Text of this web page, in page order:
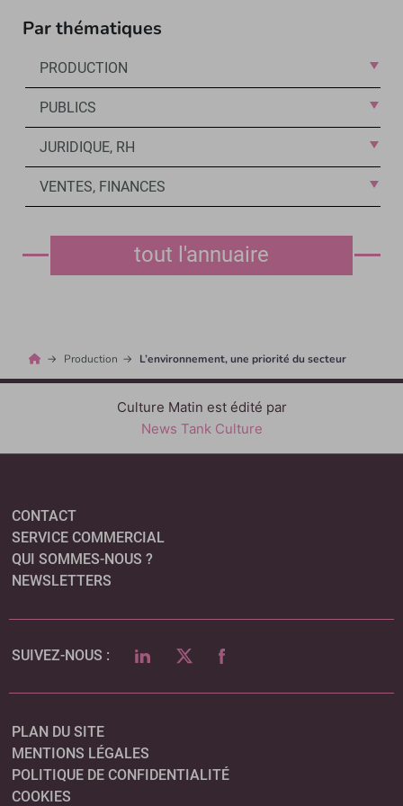
Par thématiques
PRODUCTION
PUBLICS
JURIDIQUE, RH
VENTES, FINANCES
tout l'annuaire
Production L’environnement, une priorité du secteur
Culture Matin est édité par
News Tank Culture
CONTACT
SERVICE COMMERCIAL
QUI SOMMES-NOUS ?
NEWSLETTERS
SUIVEZ-NOUS : LINKEDINTWITTERFACEBOOK
PLAN DU SITE
MENTIONS LÉGALES
POLITIQUE DE CONFIDENTIALITÉ
COOKIES